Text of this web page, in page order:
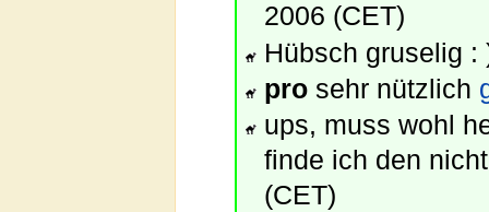
2006 (CET)
Hübsch gruselig
pro sehr nützlich
ups, muss wohl
finde ich den
(CET)